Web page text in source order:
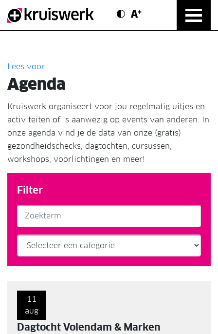
Direct door naar content
Contrast modus
Text vergroten
Lees voor
Agenda
Kruiswerk organiseert voor jou regelmatig uitjes en
activiteiten of is aanwezig op events van anderen. In
onze agenda vind je de data van onze (gratis)
gezondheidschecks, dagtochten, cursussen,
workshops, voorlichtingen en meer!
Filter
11
aug
Dagtocht Volendam & Marken